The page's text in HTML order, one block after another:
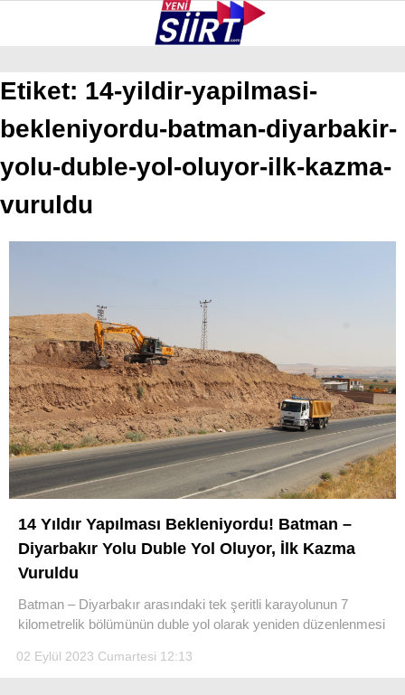
Facebook
GALERİ VİDEO YAZARLAR
TILLO
GÜNDEM
NÖBETÇI ECZANELER
Etiket: 14-yildir-yapilmasi-
bekleniyordu-batman-diyarbakir-
yolu-duble-yol-oluyor-ilk-kazma-
vuruldu
14 Yıldır Yapılması Bekleniyordu! Batman –
Diyarbakır Yolu Duble Yol Oluyor, İlk Kazma
Vuruldu
Batman – Diyarbakır arasındaki tek şeritli karayolunun 7
kilometrelik bölümünün duble yol olarak yeniden düzenlenmesi
02 Eylül 2023 Cumartesi 12:13